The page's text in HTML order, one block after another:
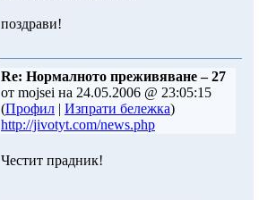
поздрави!
Re: Нормалното преживяване – 27
от mojsei на 24.05.2006 @ 23:05:15
(Профил | Изпрати бележка)
http://jivotyt.com/news.php
Честит прадник!